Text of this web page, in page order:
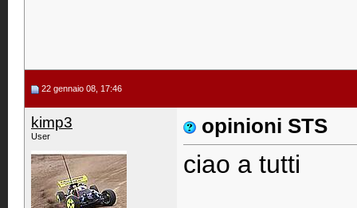
22 gennaio 08, 17:46
kimp3
User opinioni STS
ciao a tutti